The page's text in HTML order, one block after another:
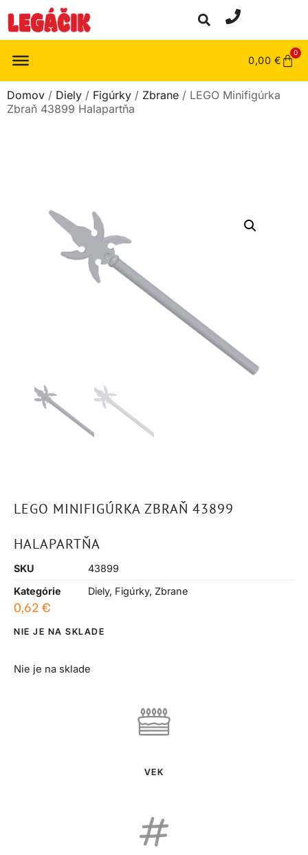
0,00 €
0
Domov / Diely / Figúrky / Zbrane / LEGO Minifigúrka
Zbraň 43899 Halapartňa
LEGO MINIFIGÚRKA ZBRAŇ 43899
HALAPARTŇA
SKU
43899
Kategórie
Diely, Figúrky, Zbrane
0,62 €
NIE JE NA SKLADE
Nie je na sklade
VEK